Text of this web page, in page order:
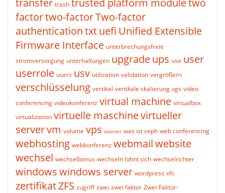
transfer trash trusted platform moduletwo
factortwo-factorTwo-factor
authenticationtxtuefi Unified Extensible
Firmware Interface unterbrechungsfreie
stromversorgung unterhaltungen upgradeups use user
userrole users usv utilization validation vergrößern
verschlüsselung vertikal vertikale skalierung vgs video
conferencing videokonferenz virtual machine virtualbox
virtualization virtuelle maschinevirtueller
servervm volume vps vserver was ist ceph web conferencing
webhosting webkonferenz webmailwebsite
wechsel wechselbonus wechseln lohnt sich wechselrichter
windowswindows server wordpress xfs
zertifikatZFS zugriff zwei zwei faktor Zwei-Faktor-